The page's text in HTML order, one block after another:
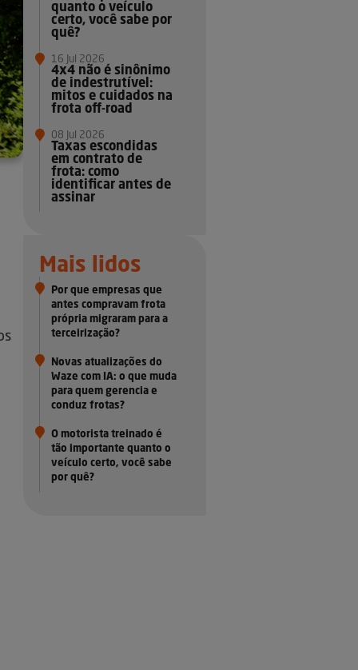
quanto o veículo
certo, você sabe por
quê?
16 Jul 2026
4x4 não é sinônimo
de indestrutível:
mitos e cuidados na
frota off-road
08 Jul 2026
Taxas escondidas
em contrato de
frota: como
identificar antes de
assinar
Mais lidos
Por que empresas que
antes compravam frota
própria migraram para a
terceirização?
Novas atualizações do
Waze com IA: o que muda
para quem gerencia e
conduz frotas?
O motorista treinado é
tão importante quanto o
veículo certo, você sabe
por quê?